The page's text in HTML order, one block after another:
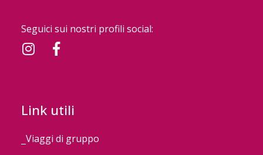
Seguici sui nostri profili social:
Link utili
Viaggi di gruppo